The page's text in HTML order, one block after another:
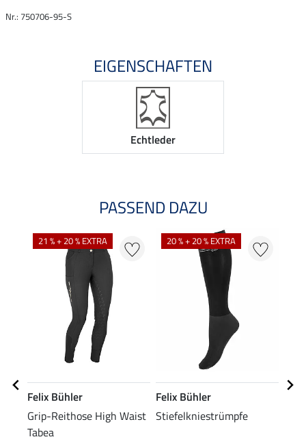
Nr.: 750706-95-S
EIGENSCHAFTEN
Echtleder
PASSEND DAZU
21 % + 20 % EXTRA
Felix Bühler
Grip-Reithose High Waist
Tabea
20 % + 20 % EXTRA
Felix Bühler
Stiefelkniestrümpfe